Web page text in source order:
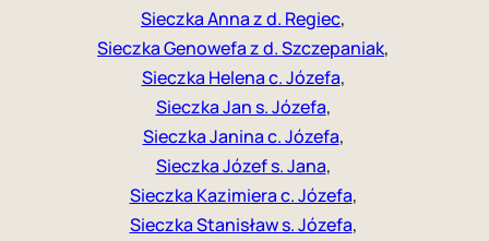
Sieczka Anna z d. Regiec,
Sieczka Genowefa z d. Szczepaniak,
Sieczka Helena c. Józefa,
Sieczka Jan s. Józefa,
Sieczka Janina c. Józefa,
Sieczka Józef s. Jana,
Sieczka Kazimiera c. Józefa,
Sieczka Stanisław s. Józefa,